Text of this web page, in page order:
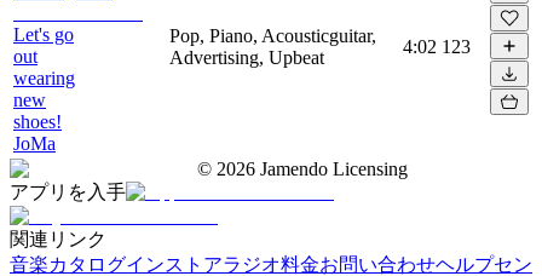
Let's go
out
wearing
new
shoes!
JoMa
Pop, Piano, Acousticguitar,
Advertising, Upbeat
4:02 123
© 2026 Jamendo Licensing
アプリを入手
関連リンク
音楽カタログインストアラジオ料金お問い合わせヘルプセン